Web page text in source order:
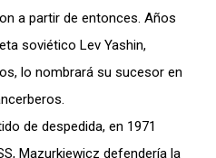
a partir de entonces. Años
soviético Lev Yashin,
lo nombrará su sucesor en
de despedida, en 1971
Mazurkiewicz defendería la